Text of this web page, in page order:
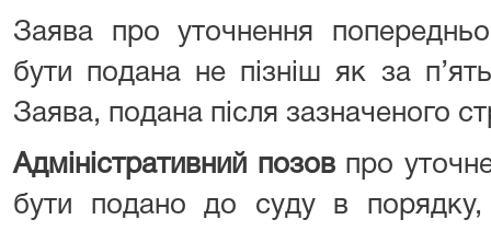
Заява про уточнення
бути подана не пізніш як за
Заява, подана після зазначеного
Адміністративний позовпро
бути подано до суду в